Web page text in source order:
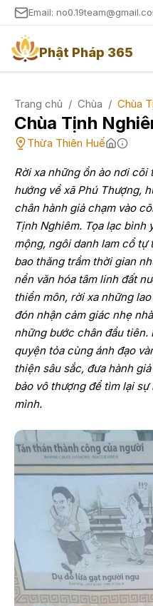
Email:
Phật Pháp 365
Trang chủ / Chùa / Chùa
Chùa Tịnh
Thừa Thiên Huế
Rời xa những ồn ào nơi
hướng về xã Phú Thượng,
chân hành giả chạm vào
Tịnh Nghiêm. Tọa lạc bình
mộng, ngôi danh lam cổ tự
bao thăng trầm thời gian
nền văn hóa tâm linh đất
thiền môn, rời xa những
đón nhận cảm giác nhẹ
những bước chân đầu
quyện tỏa cùng ánh đạo
thiện sâu sắc, đưa hành
bảo vô thượng để tìm lại
mình.